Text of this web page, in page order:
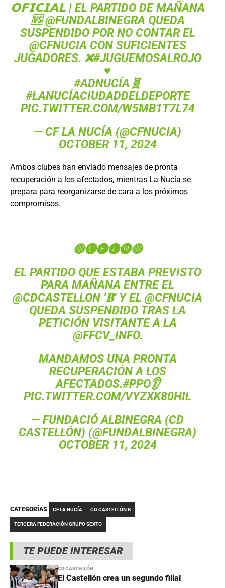
TE PUEDE INTERESAR
CD CASTELLÓN
El Castellón crea un segundo filial
𝗢𝗙𝗜𝗖𝗜𝗔𝗟 | EL PARTIDO DE MAÑANA
🆚@FUNDALBINEGRA QUEDA
SUSPENDIDO POR NO CONTAR EL
@CFNUCIA CON SUFICIENTES
JUGADORES. ❌#JUGUEMOSALROJO
♥️
#ADNUCÍA 🧬
#LANUCÍACIUDADDELDEPORTE
PIC.TWITTER.COM/W5MB1T7L74
— CF LA NUCÍA (@CFNUCIA)
OCTOBER 11, 2024
Ambos clubes han enviado mensajes de pronta
recuperación a los afectados, mientras La Nucía se
prepara para reorganizarse de cara a los próximos
compromisos.
🔴🅒🅕🅛🅝🔴
EL PARTIDO QUE ESTABA PREVISTO
PARA MAÑANA ENTRE EL
@CDCASTELLON ‘𝐁’ Y EL @CFNUCIA
QUEDA SUSPENDIDO TRAS LA
PETICIÓN VISITANTE A LA
@FFCV_INFO.
MANDAMOS UNA PRONTA
RECUPERACIÓN A LOS
AFECTADOS.#PPO👂
PIC.TWITTER.COM/VYZXK80HIL
— FUNDACIÓ ALBINEGRA (CD
CASTELLÓN) (@FUNDALBINEGRA)
OCTOBER 11, 2024
CATEGORÍAS CF LA NUCÍA CD CASTELLÓN B
TERCERA FEDERACIÓN GRUPO SEXTO